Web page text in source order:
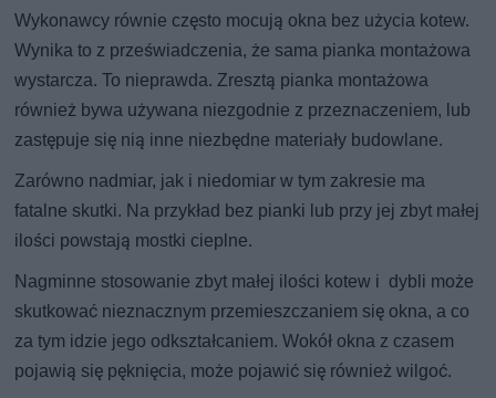
Wykonawcy równie często mocują okna bez użycia kotew.
Wynika to z przeświadczenia, że sama pianka montażowa
wystarcza. To nieprawda. Zresztą pianka montażowa
również bywa używana niezgodnie z przeznaczeniem, lub
zastępuje się nią inne niezbędne materiały budowlane.
Zarówno nadmiar, jak i niedomiar w tym zakresie ma
fatalne skutki. Na przykład bez pianki lub przy jej zbyt małej
ilości powstają mostki cieplne.
Nagminne stosowanie zbyt małej ilości kotew i dybli może
skutkować nieznacznym przemieszczaniem się okna, a co
za tym idzie jego odkształcaniem. Wokół okna z czasem
pojawią się pęknięcia, może pojawić się również wilgoć.